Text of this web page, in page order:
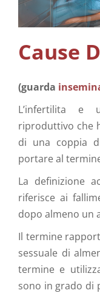
Contatta ci
Cause
(guarda
L’infertilita e
riproduttivo che
di una coppia
portare al
La definizione
riferisce ai
dopo almeno un
Il termine
sessuale di
termine e
sono in grado di